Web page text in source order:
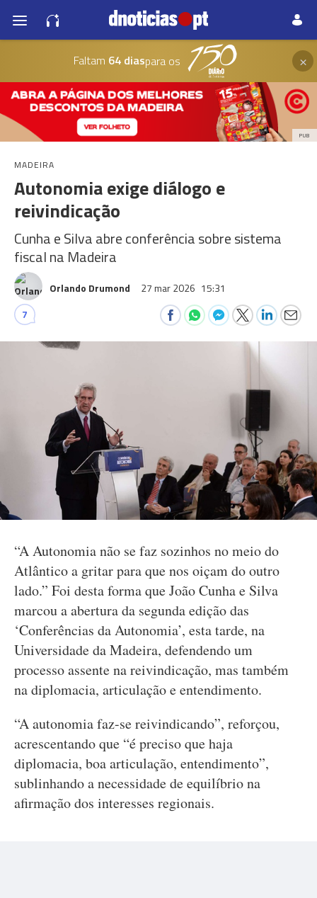
Faltam 64 diaspara os ×
PUB
MADEIRA
Autonomia exige diálogo e
reivindicação
Cunha e Silva abre conferência sobre sistema
fiscal na Madeira
Orlando Drumond 27 mar 2026 15:31
7
“A Autonomia não se faz sozinhos no meio do
Atlântico a gritar para que nos oiçam do outro
lado.” Foi desta forma que João Cunha e Silva
marcou a abertura da segunda edição das
‘Conferências da Autonomia’, esta tarde, na
Universidade da Madeira, defendendo um
processo assente na reivindicação, mas também
na diplomacia, articulação e entendimento.
“A autonomia faz-se reivindicando”, reforçou,
acrescentando que “é preciso que haja
diplomacia, boa articulação, entendimento”,
sublinhando a necessidade de equilíbrio na
afirmação dos interesses regionais.